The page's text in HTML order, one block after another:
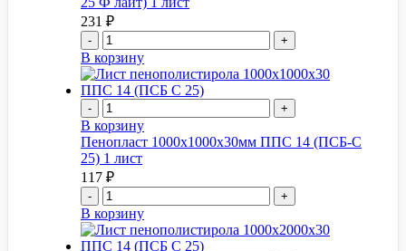
231 ₽
- +
В корзину
- +
В корзину
Пенопласт 1000x1000x30мм ППС 14 (ПСБ-С
25) 1 лист
117 ₽
- +
В корзину